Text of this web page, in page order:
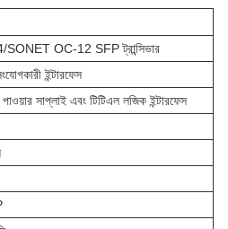
OC-12 SFP ট্রান্সিভার
ইন্টারফেস
সাপ্লাই এবং টিটিএল লজিক ইন্টারফেস